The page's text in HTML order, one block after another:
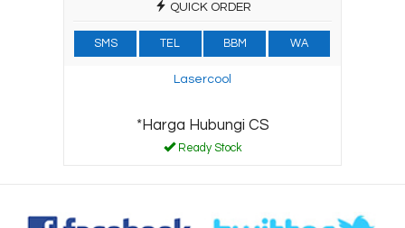
QUICK ORDER
SMS TEL BBM WA
Lasercool
*Harga Hubungi CS
Ready Stock